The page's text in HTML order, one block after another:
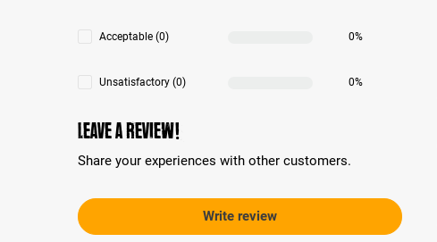
Acceptable (0) 0%
Unsatisfactory (0) 0%
Leave a review!
Share your experiences with other customers.
Write review